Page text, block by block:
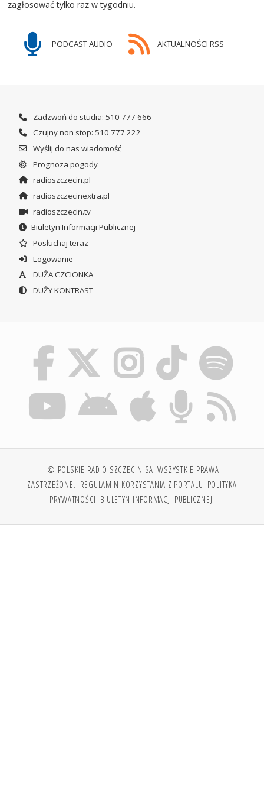
zagłosować tylko raz w tygodniu.
PODCAST AUDIO AKTUALNOŚCI RSS
Zadzwoń do studia: 510 777 666
Czujny non stop: 510 777 222
Wyślij do nas wiadomość
Prognoza pogody
radioszczecin.pl
radioszczecinextra.pl
radioszczecin.tv
Biuletyn Informacji Publicznej
Posłuchaj teraz
Logowanie
DUŻA CZCIONKA
DUŻY KONTRAST
© POLSKIE RADIO SZCZECIN SA. WSZYSTKIE PRAWA
ZASTRZEŻONE. REGULAMIN KORZYSTANIA Z PORTALU POLITYKA
PRYWATNOŚCI BIULETYN INFORMACJI PUBLICZNEJ